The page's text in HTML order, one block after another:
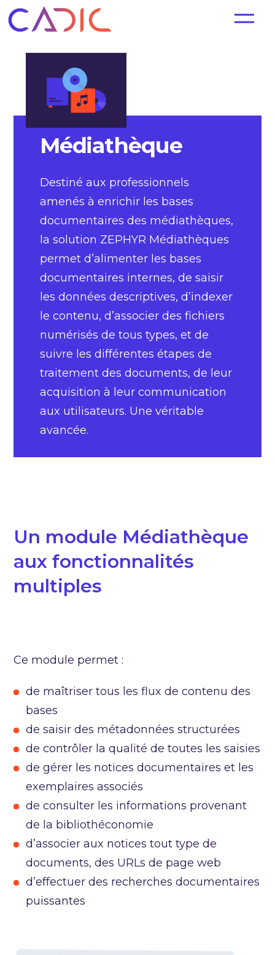
Médiathèque
Destiné aux professionnels
amenés à enrichir les bases
documentaires des médiathèques,
la solution ZEPHYR Médiathèques
permet d’alimenter les bases
documentaires internes, de saisir
les données descriptives, d’indexer
le contenu, d’associer des fichiers
numérisés de tous types, et de
suivre les différentes étapes de
traitement des documents, de leur
acquisition à leur communication
aux utilisateurs. Une véritable
avancée.
Un module Médiathèque
aux fonctionnalités
multiples
Ce module permet :
de maîtriser tous les flux de contenu des
bases
de saisir des métadonnées structurées
de contrôler la qualité de toutes les saisies
de gérer les notices documentaires et les
exemplaires associés
de consulter les informations provenant
de la bibliothéconomie
d’associer aux notices tout type de
documents, des URLs de page web
d’effectuer des recherches documentaires
puissantes